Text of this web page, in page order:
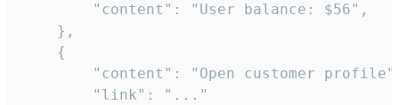
        "content": "User balance: $56",
    },
    {
"content": "Open customer
        "link": "..."